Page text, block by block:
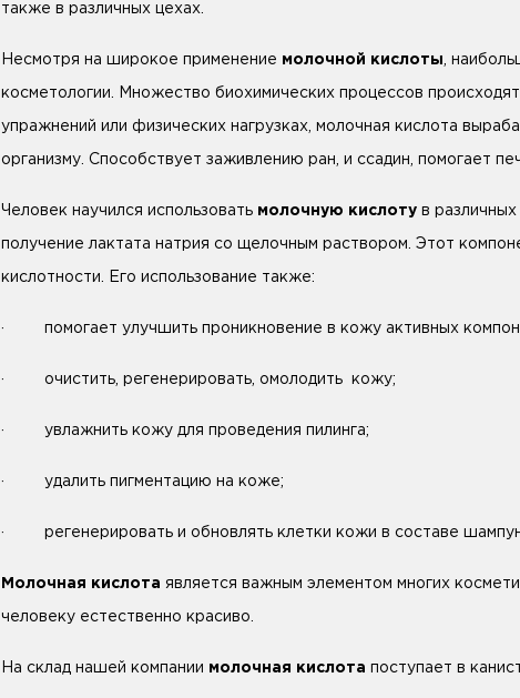
также в различных цехах.
Несмотря на широкое применение молочной кислоты ,
косметологии. Множество биохимических процессов
упражнений или физических нагрузках, молочная кислота
организму. Способствует заживлению ран, и ссадин, помогает
Человек научился использовать молочную кислоту в
получение лактата натрия со щелочным раствором. Этот
кислотности. Его использование также:
· помогает улучшить проникновение в кожу активных
· очистить, регенерировать, омолодить кожу;
· увлажнить кожу для проведения пилинга;
· удалить пигментацию на коже;
· регенерировать и обновлять клетки кожи в составе
Молочная кислота является важным элементом многих
человеку естественно красиво.
На склад нашей компании молочная кислота поступает в